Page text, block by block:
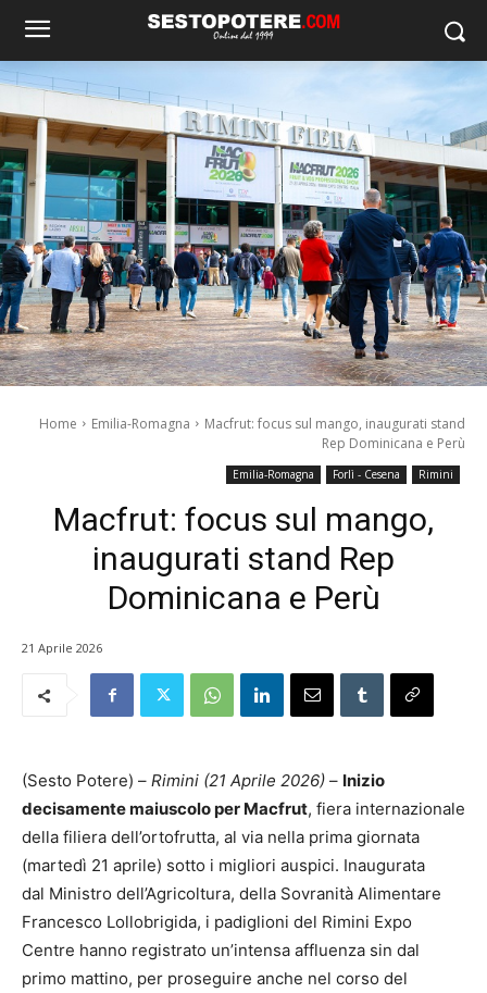
Home Emilia-Romagna
Macfrut: focus sul mango, inaugurati stand
Rep Dominicana e Perù
Emilia-Romagna Forlì - Cesena Rimini
Macfrut: focus sul mango,
inaugurati stand Rep
Dominicana e Perù
21 Aprile 2026
(Sesto Potere) – Rimini (21 Aprile 2026) – Inizio
decisamente maiuscolo per Macfrut, fiera internazionale
della filiera dell’ortofrutta, al via nella prima giornata
(martedì 21 aprile) sotto i migliori auspici. Inaugurata
dal Ministro dell’Agricoltura, della Sovranità Alimentare
Francesco Lollobrigida, i padiglioni del Rimini Expo
Centre hanno registrato un’intensa affluenza sin dal
primo mattino, per proseguire anche nel corso del